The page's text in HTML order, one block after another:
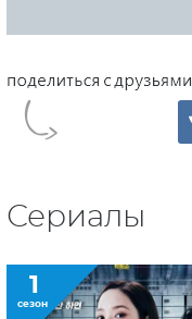
Сериалы
1
сезон